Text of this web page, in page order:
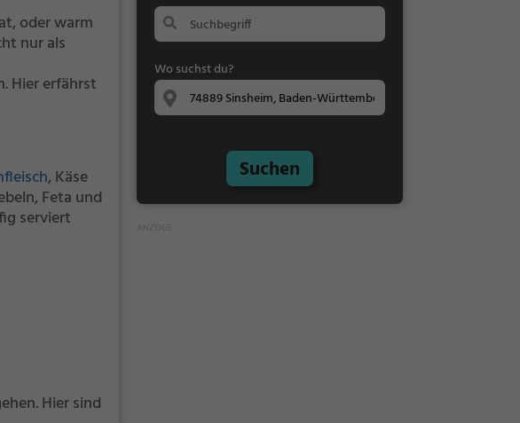
oder warm
nur als
Hier erfährst
, Käse
Feta und
serviert
Hier sind
Wo suchst du?
Suchen